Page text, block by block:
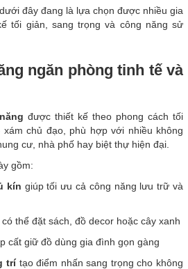
dưới đây đang là lựa chọn được nhiều gia
tối giản, sang trọng và công năng sử
ngăn phòng tinh tế và
được thiết kế theo phong cách tối
chủ đạo, phù hợp với nhiều không
cư, nhà phố hay biệt thự hiện đại.
gồm:
kín giúp tối ưu cả công năng lưu trữ và
có thể đặt sách, đồ decor hoặc cây xanh
cất giữ đồ dùng gia đình gọn gàng
trítạo điểm nhấn sang trọng cho không